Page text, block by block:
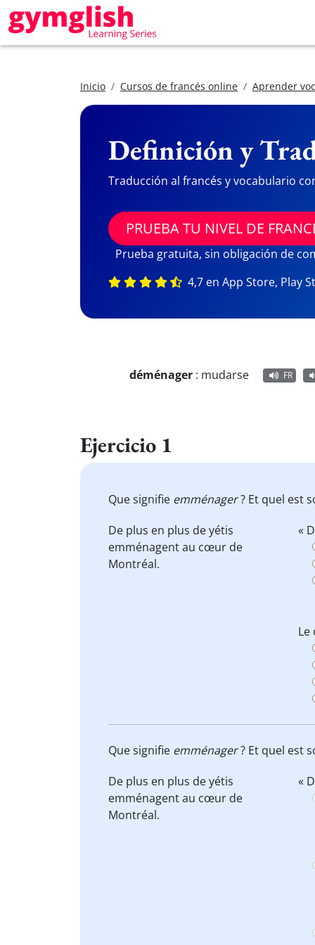
Inicio Cursos de francés online Aprender
Definición y
Traducción al francés y vocabulario
PRUEBA TU NIVEL DE
Prueba gratuita, sin obligación de
4,7 en App Store, Play
déménager : mudarse FR
Ejercicio 1
Que signifie emménager? Et quel est
De plus en plus de yétis
emménagentau cœur de
Montréal.
«
Le
Que signifie emménager? Et quel est
De plus en plus de yétis
emménagentau cœur de
Montréal.
«